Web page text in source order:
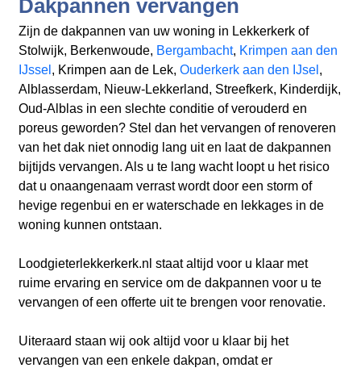
Dakpannen vervangen
Zijn de dakpannen van uw woning in Lekkerkerk of
Stolwijk, Berkenwoude, Bergambacht, Krimpen aan den
IJssel , Krimpen aan de Lek, Ouderkerk aan den IJsel ,
Alblasserdam, Nieuw-Lekkerland, Streefkerk, Kinderdijk,
Oud-Alblas in een slechte conditie of verouderd en
poreus geworden? Stel dan het vervangen of renoveren
van het dak niet onnodig lang uit en laat de dakpannen
bijtijds vervangen. Als u te lang wacht loopt u het risico
dat u onaangenaam verrast wordt door een storm of
hevige regenbui en er waterschade en lekkages in de
woning kunnen ontstaan.
Loodgieterlekkerkerk.nl staat altijd voor u klaar met
ruime ervaring en service om de dakpannen voor u te
vervangen of een offerte uit te brengen voor renovatie.
Uiteraard staan wij ook altijd voor u klaar bij het
vervangen van een enkele dakpan, omdat er